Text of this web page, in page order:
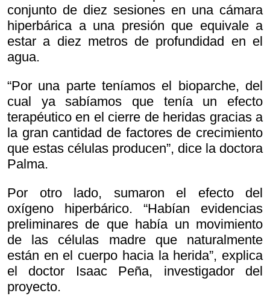
conjunto de diez sesiones en una cámara
hiperbárica a una presión que equivale a
estar a diez metros de profundidad en el
agua.
“Por una parte teníamos el bioparche, del
cual ya sabíamos que tenía un efecto
terapéutico en el cierre de heridas gracias a
la gran cantidad de factores de crecimiento
que estas células producen”, dice la doctora
Palma.
Por otro lado, sumaron el efecto del
oxígeno hiperbárico. “Habían evidencias
preliminares de que había un movimiento
de las células madre que naturalmente
están en el cuerpo hacia la herida”, explica
el doctor Isaac Peña, investigador del
proyecto.